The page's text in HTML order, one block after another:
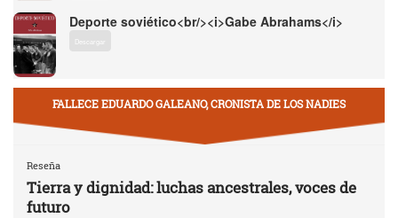
Deporte soviético<br/><i>Gabe Abrahams</i>
Descargar
FALLECE EDUARDO GALEANO, CRONISTA DE LOS NADIES
Reseña
Tierra y dignidad: luchas ancestrales, voces de
futuro